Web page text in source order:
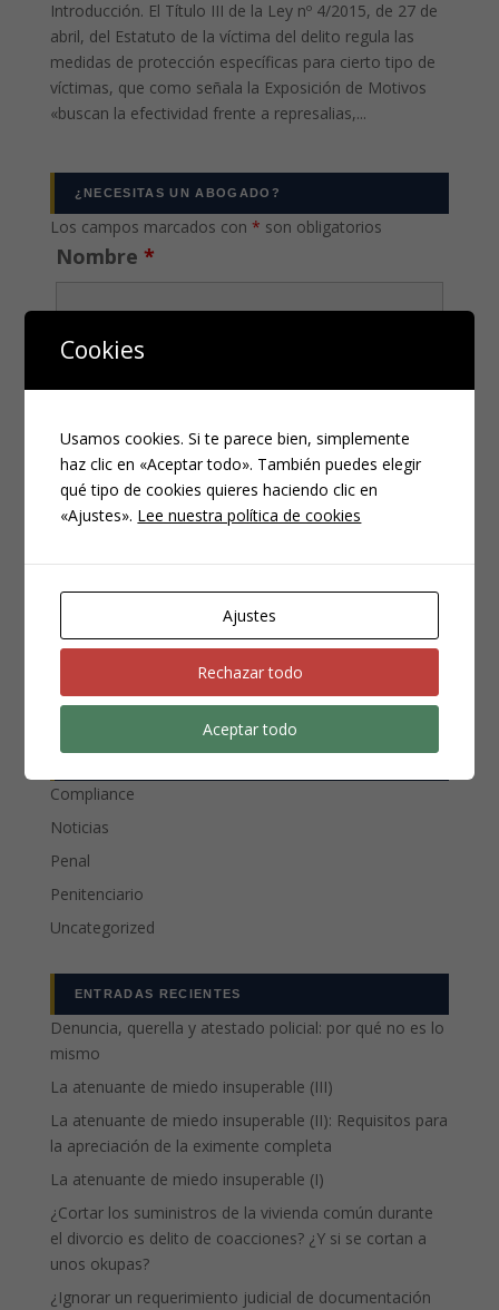
Introducción. El Título III de la Ley nº 4/2015, de 27 de
abril, del Estatuto de la víctima del delito regula las
medidas de protección específicas para cierto tipo de
víctimas, que como señala la Exposición de Motivos
«buscan la efectividad frente a represalias,...
¿NECESITAS UN ABOGADO?
Los campos marcados con * son obligatorios
Nombre *
Teléfono*
Compliance
Noticias
Penal
Penitenciario
Uncategorized
ENTRADAS RECIENTES
Denuncia, querella y atestado policial: por qué no es lo
mismo
La atenuante de miedo insuperable (III)
La atenuante de miedo insuperable (II): Requisitos para
la apreciación de la eximente completa
La atenuante de miedo insuperable (I)
¿Cortar los suministros de la vivienda común durante
el divorcio es delito de coacciones? ¿Y si se cortan a
unos okupas?
¿Ignorar un requerimiento judicial de documentación
Cookies
Usamos cookies. Si te parece bien, simplemente
haz clic en «Aceptar todo». También puedes elegir
qué tipo de cookies quieres haciendo clic en
«Ajustes». Lee nuestra política de cookies
Ajustes
Rechazar todo
Aceptar todo